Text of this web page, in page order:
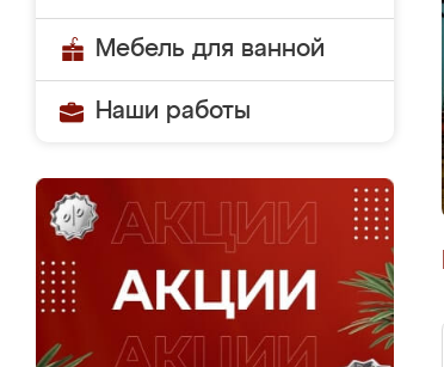
Мебель для ванной
Наши работы